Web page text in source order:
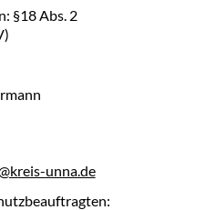
§18 Abs. 2
unna.de